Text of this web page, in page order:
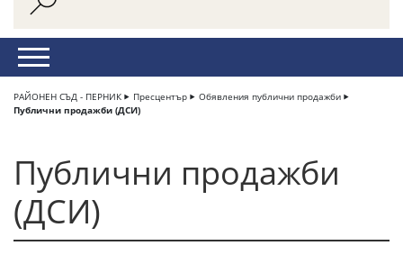
РАЙОНЕН СЪД - ПЕРНИК Пресцентър
Обявления публични продажби
Публични продажби (ДСИ)
Публични продажби
(ДСИ)